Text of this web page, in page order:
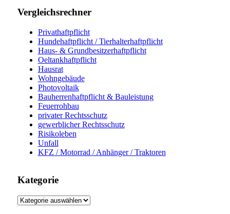
Vergleichsrechner
Privathaftpflicht
Hundehaftpflicht / Tierhalterhaftpflicht
Haus- & Grundbesitzerhaftpflicht
Oeltankhaftpflicht
Hausrat
Wohngebäude
Photovoltaik
Bauherrenhaftpflicht & Bauleistung
Feuerrohbau
privater Rechtsschutz
gewerblicher Rechtsschutz
Risikoleben
Unfall
KFZ / Motorrad / Anhänger / Traktoren
Kategorie
Kategorie